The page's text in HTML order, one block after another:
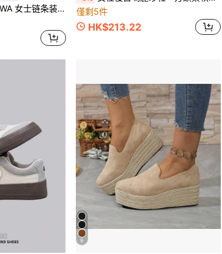
合日常穿着、户外活动和家庭聚会、春夏、棕色圣诞节秋季新年假期情人节
僅剩5件
HK$213.22
9